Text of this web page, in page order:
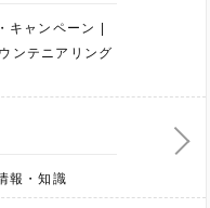
キャンペーン
ンテニアリング
報・知識